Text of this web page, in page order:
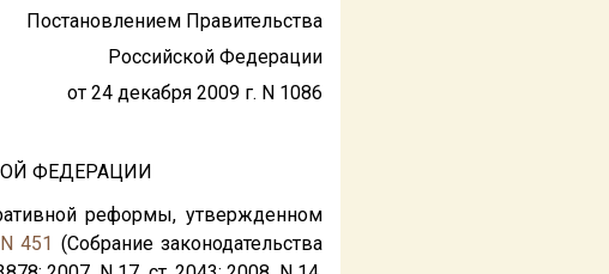
Постановлением Правительства
Российской Федерации
от 24 декабря 2009 г. N 1086
ФЕДЕРАЦИИ
реформы, утвержденном
451 (Собрание законодательства